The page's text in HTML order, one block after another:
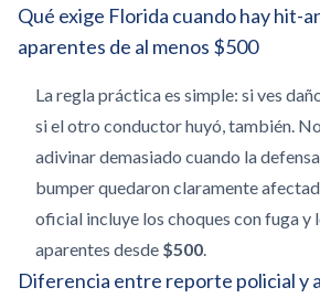
Qué exige Florida cuando hay hit-
aparentes de al menos $500
La regla práctica es simple: si ves
si el otro conductor huyó, también.
adivinar demasiado cuando la
bumper quedaron claramente
oficial incluye los choques con fuga y
aparentes desde $500
Diferencia entre reporte policial y